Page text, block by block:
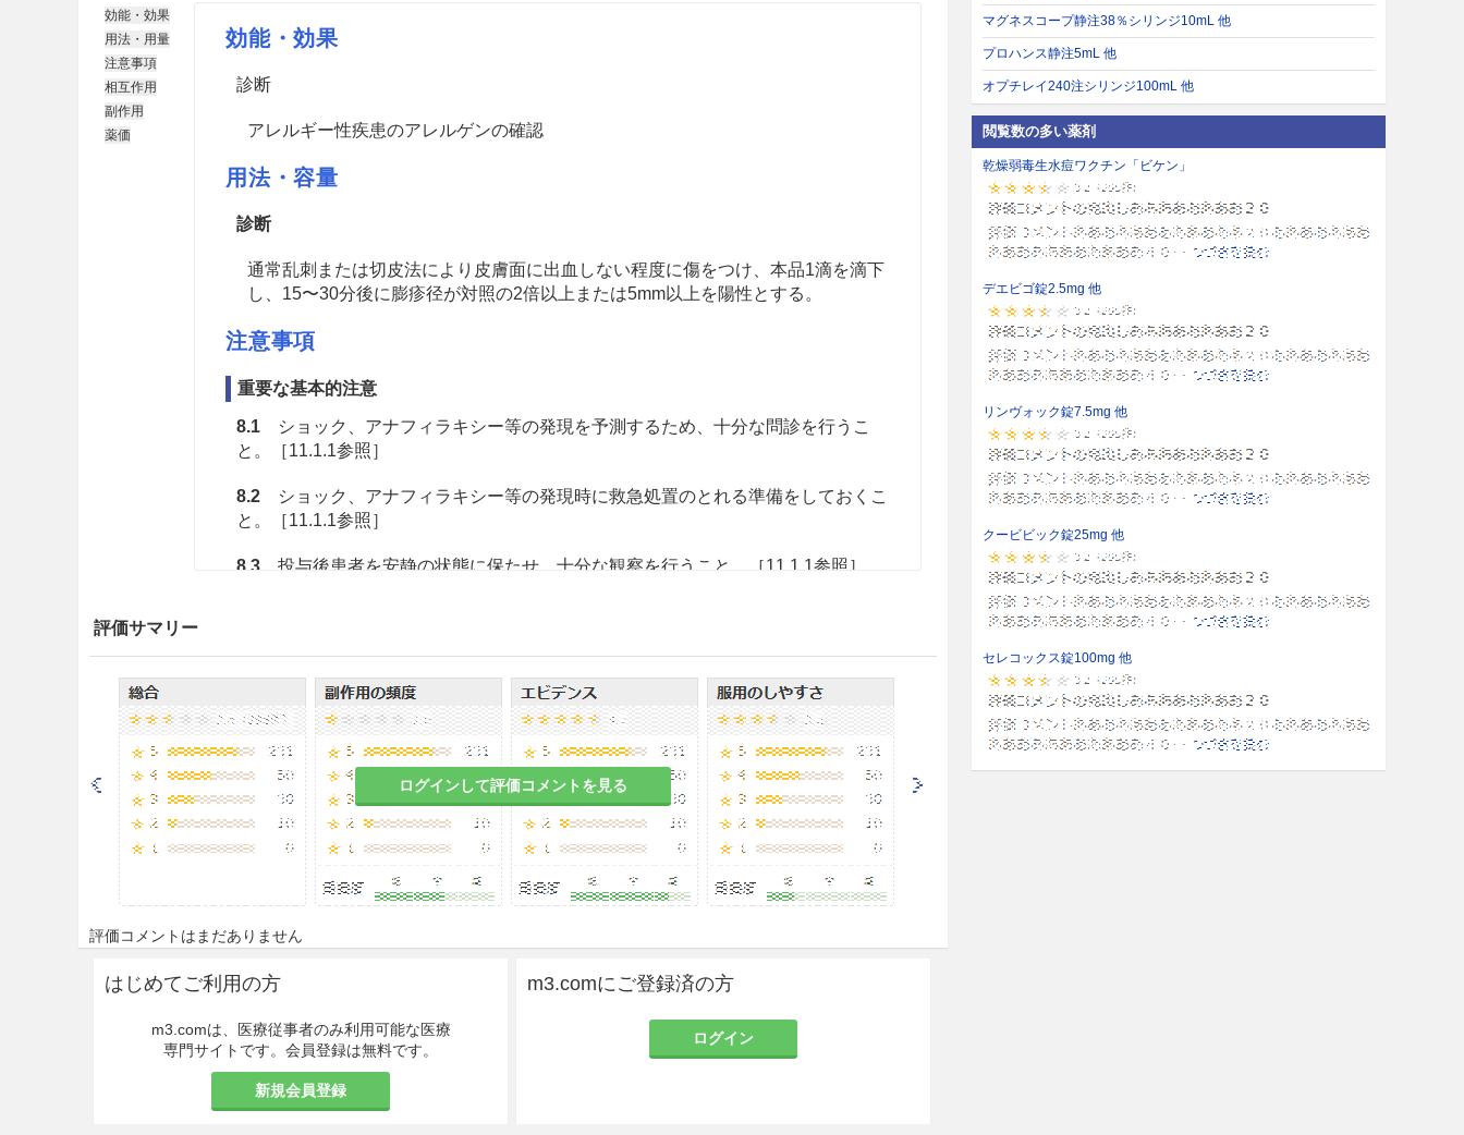
効能・効果
用法・用量
注意事項
相互作用
副作用
薬価
効能・効果
診断
アレルギー性疾患のアレルゲンの確認
用法・容量
診断
通常乱刺または切皮法により皮膚面に出血しない程度に傷をつけ、本品1滴を滴下
し、15〜30分後に膨疹径が対照の2倍以上または5mm以上を陽性とする。
注意事項
重要な基本的注意
8.1ショック、アナフィラキシー等の発現を予測するため、十分な問診を行うこ
と。［11.1.1参照］
8.2ショック、アナフィラキシー等の発現時に救急処置のとれる準備をしておくこ
と。［11.1.1参照］
8.3投与後患者を安静の状態に保たせ、十分な観察を行うこと。［11.1.1参照］
9.1.1 非選択的β遮断薬投与中の患者
検査のために本剤が投与されたときに、本剤による反応（アレルギー反応）が強
くあらわれることがある。
また、本剤によるアレルギー反応の処置のためにアドレナリンを投与したとき、
アドレナリンの効果が通常の用量では十分発現しないことがある。
9.1.2 三環系抗うつ薬及びモノアミンオキシダーゼ阻害薬（MAOI）投与中の患者
本剤によるアレルギー反応の処置のためにアドレナリンを投与したとき、アドレ
ナリンの効果が増強されることがある。
9.5 妊婦
妊婦又は妊娠している可能性のある女性には、診断上の有益性が危険性を上回る
と判断される場合にのみ投与すること。但し、妊娠中はヒスタミン遊離が考えら
れる広範な皮膚反応テストは避けること。ヒスタミンは子宮筋収縮作用を有する
ことが知られている。
評価サマリー
ログインして評価コメントを見る
評価コメントはまだありません
はじめてご利用の方
m3.comは、医療従事者のみ利用可能な医療
専門サイトです。会員登録は無料です。
新規会員登録
m3.comにご登録済の方
ログイン
マグネスコープ静注38％シリンジ10mL 他
プロハンス静注5mL 他
オプチレイ240注シリンジ100mL 他
閲覧数の多い薬剤
乾燥弱毒生水痘ワクチン「ビケン」
デエビゴ錠2.5mg 他
リンヴォック錠7.5mg 他
クービビック錠25mg 他
セレコックス錠100mg 他